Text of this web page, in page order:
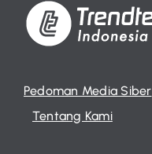
Pedoman Media Siber
Tentang Kami